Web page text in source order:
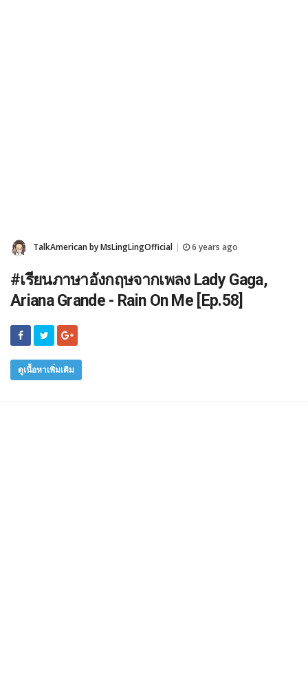
TalkAmerican by MsLingLingOfficial 6 years ago
#เรียนภาษาอังกฤษจากเพลง Lady Gaga,
Ariana Grande - Rain On Me [Ep.58]
ดูเนื้อหาเพิ่มเติม